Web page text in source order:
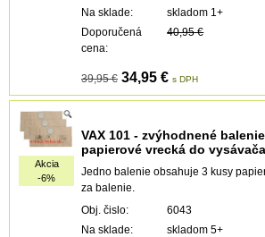
Na sklade:
skladom 1+
Doporučená
cena:
40,95 €
39,95 € 34,95 € s DPH
Akcia
-6%
VAX 101 - zvýhodnené
papierové vrecká do
Jedno balenie obsahuje 3 kusy
za balenie.
Obj. čislo:
6043
Na sklade:
skladom 5+